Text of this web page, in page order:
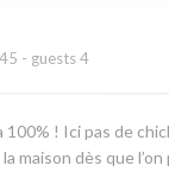
- guests 4
100% ! Ici pas de
maison dès que